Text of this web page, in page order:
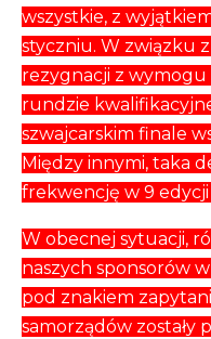
wszystkie, z
styczniu. W związku
rezygnacji z
rundzie
szwajcarskim finale
Między innymi, taka
frekwencję w 9 edycji
W obecnej sytuacji,
naszych sponsorów
pod znakiem
samorządów zostały